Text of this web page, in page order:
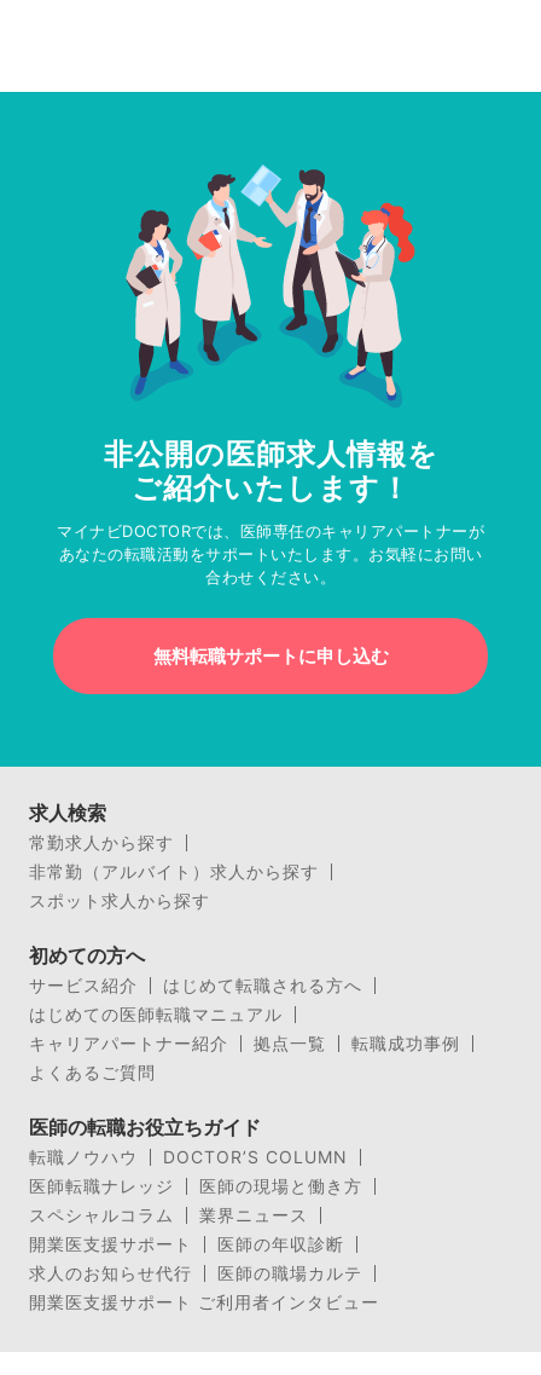
非公開の医師求人情報を
ご紹介いたします！
マイナビDOCTORでは、医師専任のキャリアパートナーが
あなたの転職活動をサポートいたします。お気軽にお問い
合わせください。
無料転職サポートに申し込む
求人検索
常勤求人から探す
非常勤（アルバイト）求人から探す
スポット求人から探す
初めての方へ
サービス紹介
はじめて転職される方へ
はじめての医師転職マニュアル
キャリアパートナー紹介
拠点一覧
転職成功事例
よくあるご質問
医師の転職お役立ちガイド
転職ノウハウ
DOCTOR’S COLUMN
医師転職ナレッジ
医師の現場と働き方
スペシャルコラム
業界ニュース
開業医支援サポート
医師の年収診断
求人のお知らせ代行
医師の職場カルテ
開業医支援サポート ご利用者インタビュー